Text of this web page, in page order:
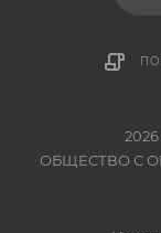
ОБЩЕСТВО С